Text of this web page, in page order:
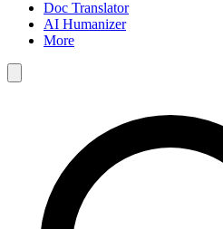
Doc Translator
AI Humanizer
More